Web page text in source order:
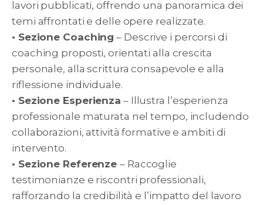
lavori pubblicati, offrendo una panoramica dei
temi affrontati e delle opere realizzate.
• Sezione Coaching – Descrive i percorsi di
coaching proposti, orientati alla crescita
personale, alla scrittura consapevole e alla
riflessione individuale.
• Sezione Esperienza – Illustra l’esperienza
professionale maturata nel tempo, includendo
collaborazioni, attività formative e ambiti di
intervento.
• Sezione Referenze – Raccoglie
testimonianze e riscontri professionali,
rafforzando la credibilità e l’impatto del lavoro